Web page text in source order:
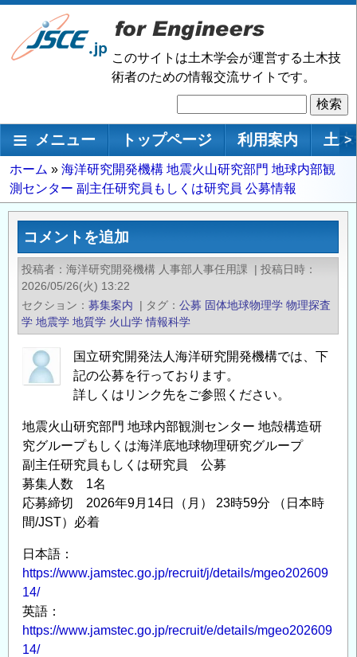
メ
ン
移
動
このサイトは土木学会が運営する土木技
術者のための情報交流サイトです。
索
メインナビゲーション
メニュー トップページ 利用案内 土 >
パ
ン
く
ホーム
海洋研究開発機構 地震火山研究部門 地球内部観
測センター 副主任研究員もしくは研究員 公募情報
コメントを追加
投稿者 海洋研究開発機構 人事部人事任用課 | 投稿日時
2026/05/26(火) 13:22
セクション
募集案内 | タグ 公募 固体地球物理学 物理探査
学 地震学 地質学 火山学 情報科学
国立研究開発法人海洋研究開発機構では、下
記の公募を行っております。
詳しくはリンク先をご参照ください。
地震火山研究部門 地球内部観測センター 地殻構造研
究グループもしくは海洋底地球物理研究グループ
副主任研究員もしくは研究員 公募
募集人数 1名
応募締切 2026年9月14日（月） 23時59分 （日本時
間/JST）必着
日本語：
https://www.jamstec.go.jp/recruit/j/details/mgeo202609
14/
英語：
https://www.jamstec.go.jp/recruit/e/details/mgeo202609
14/